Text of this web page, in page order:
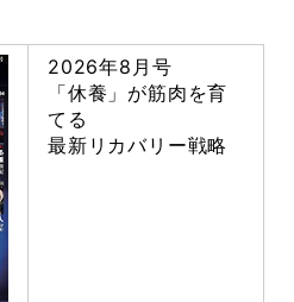
2026年8月号
「休養」が筋肉を育
てる
最新リカバリー戦略